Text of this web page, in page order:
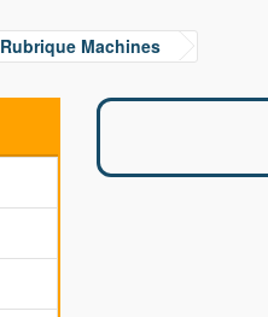
Rubrique Machines